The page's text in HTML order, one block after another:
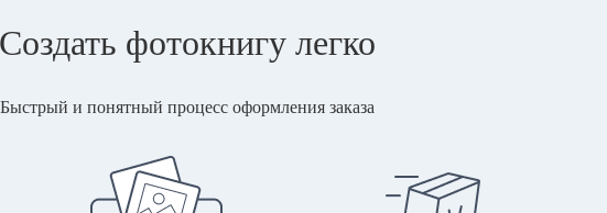
Создать фотокнигу легко
Быстрый и понятный процесс оформления заказа